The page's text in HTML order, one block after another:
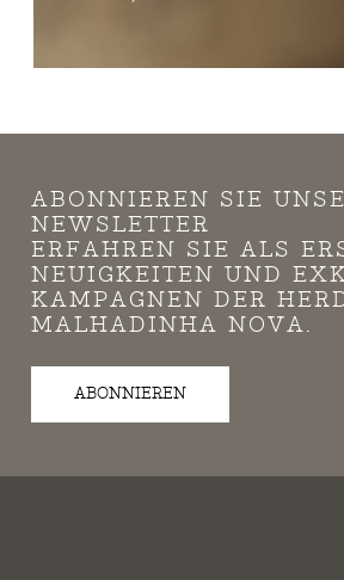
ABONNIEREN SIE
NEWSLETTER
ERFAHREN SIE ALS
NEUIGKEITEN UND
KAMPAGNEN DER
MALHADINHA NOVA.
ABONNIEREN